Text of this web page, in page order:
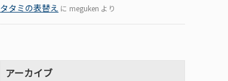
タタミの表替え に meguken より
アーカイブ